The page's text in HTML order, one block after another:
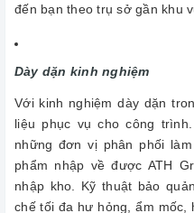
đến bạn theo trụ sở gần khu
Dày dặn kinh nghiệm
Với kinh nghiệm dày dặn
liệu phục vụ cho công
những đơn vị phân phối
phẩm nhập về được ATH
nhập kho. Kỹ thuật bảo
chế tối đa hư hỏng, ẩm mốc,